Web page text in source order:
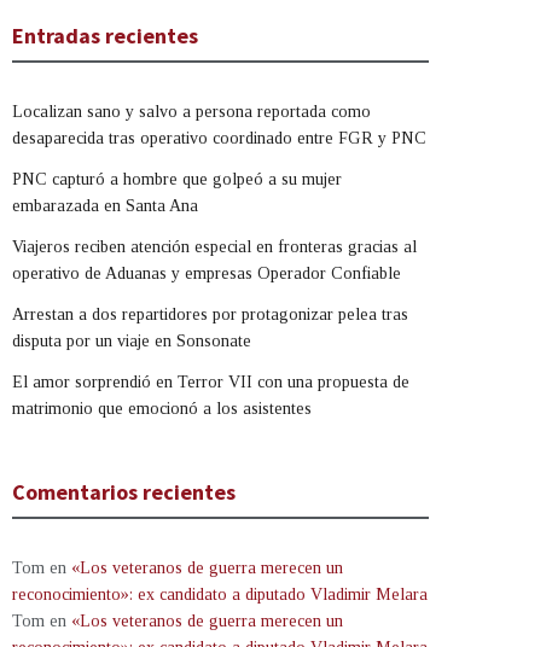
Entradas recientes
Localizan sano y salvo a persona reportada como
desaparecida tras operativo coordinado entre FGR y PNC
PNC capturó a hombre que golpeó a su mujer
embarazada en Santa Ana
Viajeros reciben atención especial en fronteras gracias al
operativo de Aduanas y empresas Operador Confiable
Arrestan a dos repartidores por protagonizar pelea tras
disputa por un viaje en Sonsonate
El amor sorprendió en Terror VII con una propuesta de
matrimonio que emocionó a los asistentes
Comentarios recientes
Tom en «Los veteranos de guerra merecen un
reconocimiento»: ex candidato a diputado Vladimir Melara
Tom en «Los veteranos de guerra merecen un